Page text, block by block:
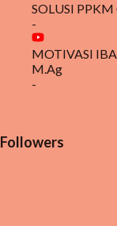
SOLUSI PPKM
-
MOTIVASI
M.Ag
-
Followers